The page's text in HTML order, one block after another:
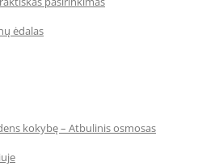
ėdalas
kokybę – Atbulinis osmosas